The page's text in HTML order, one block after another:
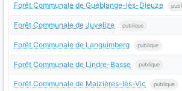
Forêt Communale de Guéblange-lès-Dieuze
Forêt Communale de Juvelize publique
Forêt Communale de Languimberg publique
Forêt Communale de Lindre-Basse publique
Forêt Communale de Maizières-lès-Vic publique